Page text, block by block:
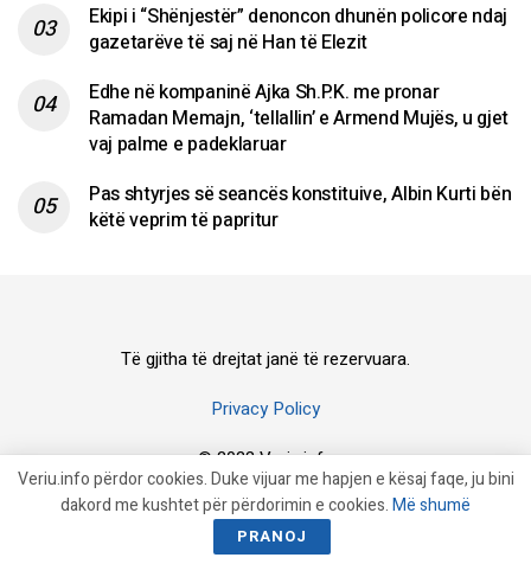
Ekipi i “Shënjestër” denoncon dhunën policore ndaj
gazetarëve të saj në Han të Elezit
Edhe në kompaninë Ajka Sh.P.K. me pronar
Ramadan Memajn, ‘tellallin’ e Armend Mujës, u gjet
vaj palme e padeklaruar
Pas shtyrjes së seancës konstituive, Albin Kurti bën
këtë veprim të papritur
Të gjitha të drejtat janë të rezervuara.
Privacy Policy
© 2023 Veriu.info
Veriu.info përdor cookies. Duke vijuar me hapjen e kësaj faqe, ju bini
dakord me kushtet për përdorimin e cookies.Më shumë
PRANOJ